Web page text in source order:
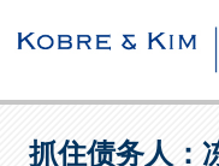
抓住债务人：